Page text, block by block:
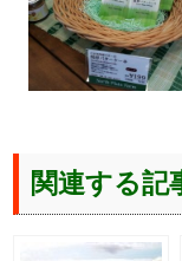
関連する記